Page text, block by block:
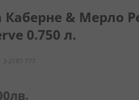
& Мерло
0.750 л.
3-2187-777